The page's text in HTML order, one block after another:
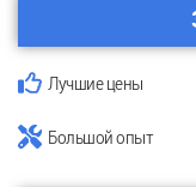
Лучшие цены
Большой опыт